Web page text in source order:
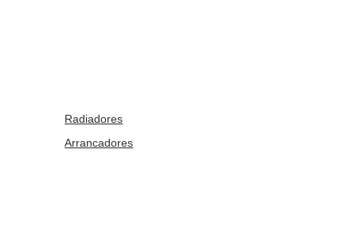
Radiadores
Arrancadores